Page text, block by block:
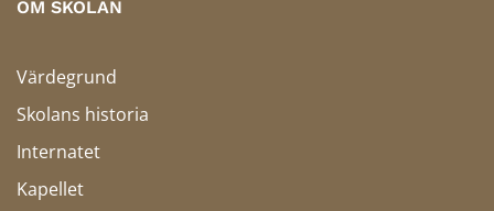
OM SKOLAN
Värdegrund
Skolans historia
Internatet
Kapellet